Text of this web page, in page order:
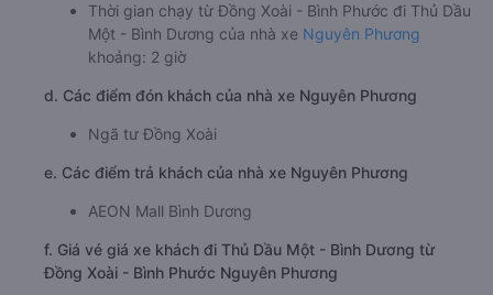
Thời gian chạy từ Đồng Xoài - Bình Phước đi Thủ Dầu
Một - Bình Dương của nhà xe Nguyên Phương
khoảng: 2 giờ
d. Các điểm đón khách của nhà xe Nguyên Phương
Ngã tư Đồng Xoài
e. Các điểm trả khách của nhà xe Nguyên Phương
AEON Mall Bình Dương
f. Giá vé giá xe khách đi Thủ Dầu Một - Bình Dương từ
Đồng Xoài - Bình Phước Nguyên Phương